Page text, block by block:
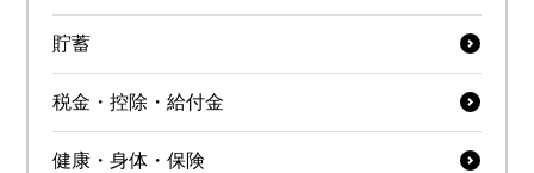
貯蓄
税金・控除・給付金
健康・身体・保険